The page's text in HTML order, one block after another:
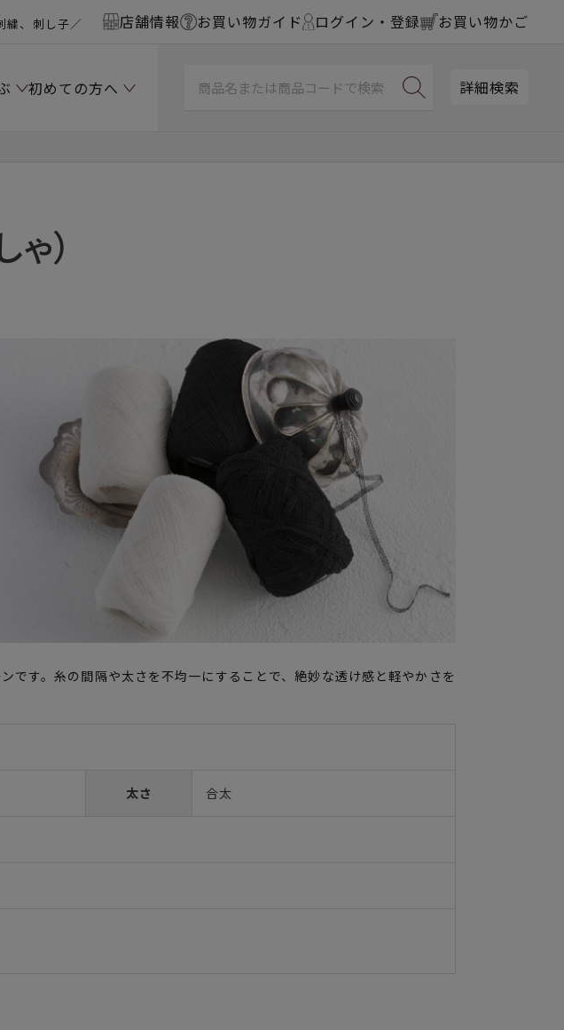
繍、刺し子／ 店舗情報 お買い物ガイド ログイン・登録 お買い物かご
初めての方へ 詳細検索
）
です。糸の間隔や太さを不均一にすることで、絶妙な透け感と軽やかさを
太さ 合太